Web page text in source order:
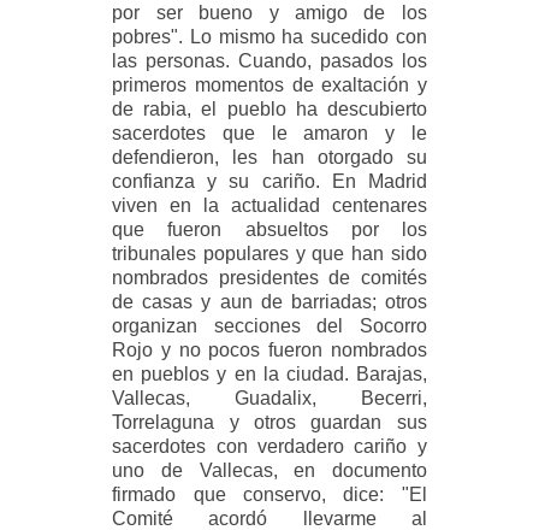
por ser bueno y amigo de los
pobres". Lo mismo ha sucedido con
las personas. Cuando, pasados los
primeros momentos de exaltación y
de rabia, el pueblo ha descubierto
sacerdotes que le amaron y le
defendieron, les han otorgado su
confianza y su cariño. En Madrid
viven en la actualidad centenares
que fueron absueltos por los
tribunales populares y que han sido
nombrados presidentes de comités
de casas y aun de barriadas; otros
organizan secciones del Socorro
Rojo y no pocos fueron nombrados
en pueblos y en la ciudad. Barajas,
Vallecas, Guadalix, Becerri,
Torrelaguna y otros guardan sus
sacerdotes con verdadero cariño y
uno de Vallecas, en documento
firmado que conservo, dice: "El
Comité acordó llevarme al